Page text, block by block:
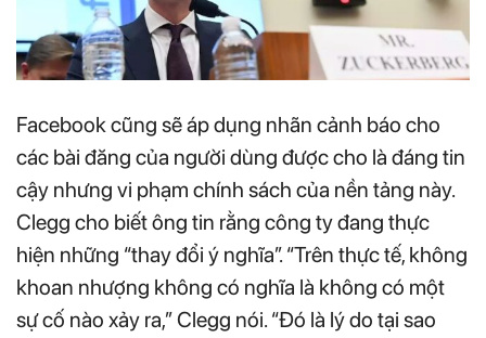
Facebook cũng sẽ áp dụng nhãn cảnh báo cho
các bài đăng của người dùng được cho là đáng tin
cậy nhưng vi phạm chính sách của nền tảng này.
Clegg cho biết ông tin rằng công ty đang thực
hiện những “thay đổi ý nghĩa”. “Trên thực tế, không
khoan nhượng không có nghĩa là không có một
sự cố nào xảy ra,” Clegg nói. “Đó là lý do tại sao